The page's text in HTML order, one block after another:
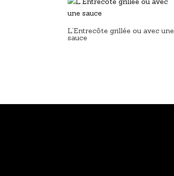
L’Entrecôte grillée ou avec une
sauce